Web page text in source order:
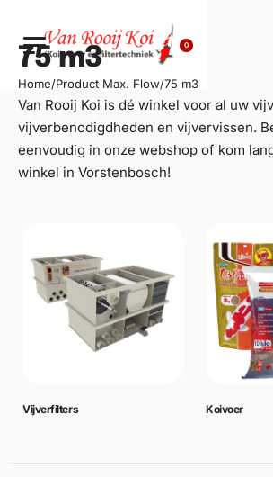
0
75 m3
Home/Product Max. Flow/75 m3
Van Rooij Koi is dé winkel voor al uw
vijverbenodigdheden en vijvervissen.
eenvoudig in onze webshop of kom
winkel in Vorstenbosch!
Vijverfilters Koivoer